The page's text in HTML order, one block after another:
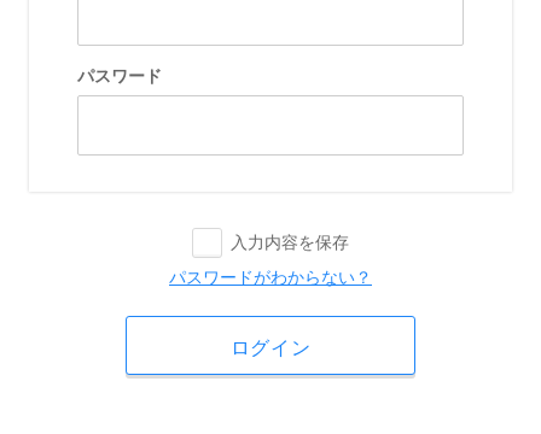
パスワード
入力内容を保存
パスワードがわからない？